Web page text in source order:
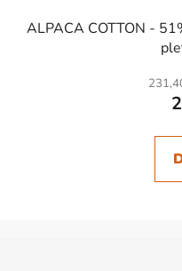
ALPACA COTTON -